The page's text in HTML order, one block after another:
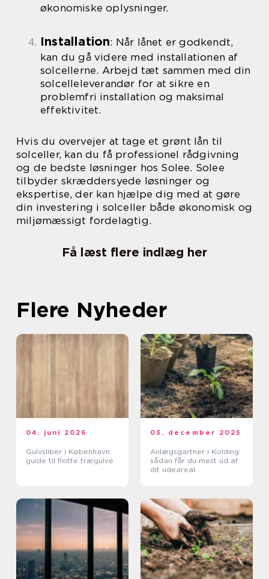
økonomiske oplysninger.
Installation: Når lånet er godkendt,
kan du gå videre med installationen af
solcellerne. Arbejd tæt sammen med din
solcelleleverandør for at sikre en
problemfri installation og maksimal
effektivitet.
Hvis du overvejer at tage et grønt lån til
solceller, kan du få professionel rådgivning
og de bedste løsninger hos Solee. Solee
tilbyder skræddersyede løsninger og
ekspertise, der kan hjælpe dig med at gøre
din investering i solceller både økonomisk og
miljømæssigt fordelagtig.
Få læst flere indlæg her
Flere Nyheder
04. juni 2026
Gulvsliber i København:
guide til flotte trægulve
03. december 2025
Anlægsgartner i Kolding:
sådan får du mest ud af
dit udeareal